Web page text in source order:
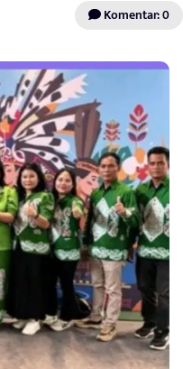
Komentar: 0